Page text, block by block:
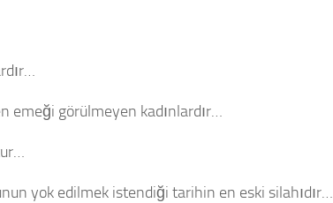
emeği görülmeyen kadınlardır…
yok edilmek istendiği tarihin en eski silahıdır…